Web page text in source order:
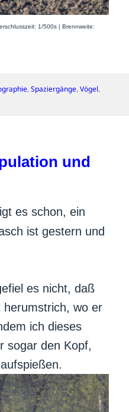
1/500s | Brennweite:
,Spaziergänge,Vögel,
und
es schon, ein
ist gestern und
es nicht, daß
herumstrich, wo er
ich dieses
sogar den Kopf,